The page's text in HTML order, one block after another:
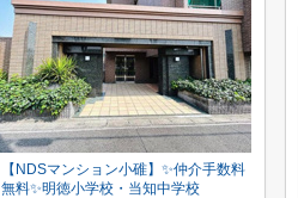
【NDSマンション小碓】✨️仲介手数料
無料✨️明徳小学校・当知中学校